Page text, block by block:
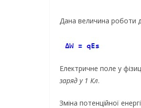
Дана величина роботи
Електричне поле у
заряд у 1 Кл.
Зміна потенційної